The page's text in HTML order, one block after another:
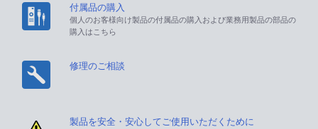
付属品の購入
個人のお客様向け製品の付属品の購入および業務用製品の部品の
購入はこちら
修理のご相談
製品を安全・安心してご使用いただくために